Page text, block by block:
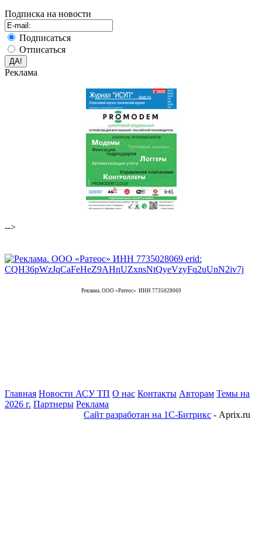
Подписка на новости
Подписаться
Отписаться
Реклама
-->
Реклама. ООО «Ратеос» ИНН 7735028069
Главная Новости АСУ ТП О нас Контакты Авторам Темы на
2026 г. Партнеры Реклама
Сайт разработан на 1С-Битрикс - Aprix.ru